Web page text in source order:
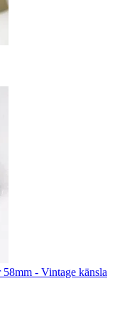
- Vintage känsla